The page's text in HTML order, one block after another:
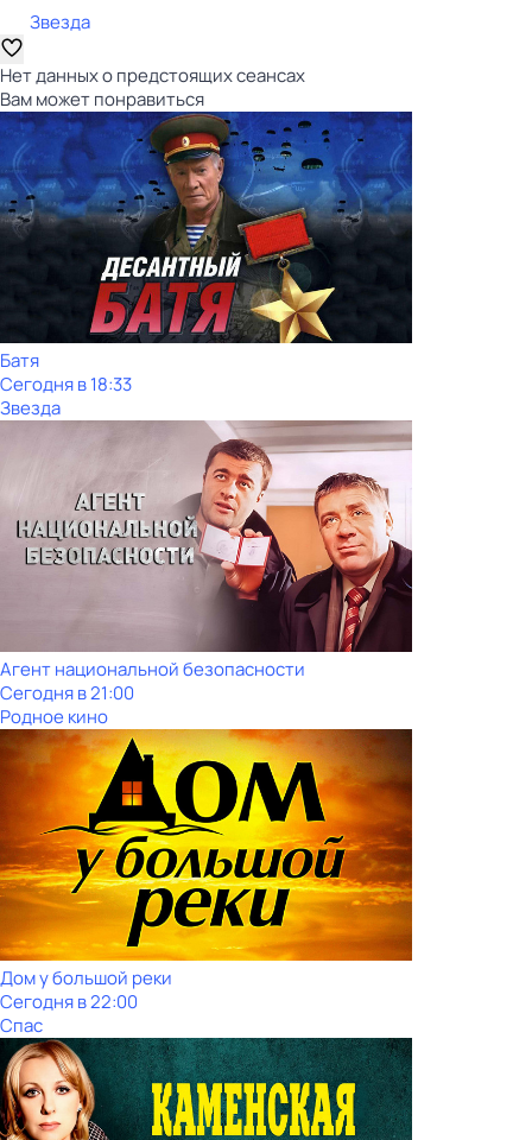
Звезда
Нет данных о предстоящих сеансах
Вам может понравиться
Батя
Сегодня в 18:33
Звезда
Агент национальной безопасности
Сегодня в 21:00
Родное кино
Дом у большой реки
Сегодня в 22:00
Спас